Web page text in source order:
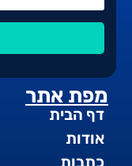
מפת אתר
דף הבית
אודות
כתבות